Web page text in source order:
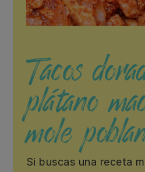
Tacos
plátano
mole
Si buscas una receta